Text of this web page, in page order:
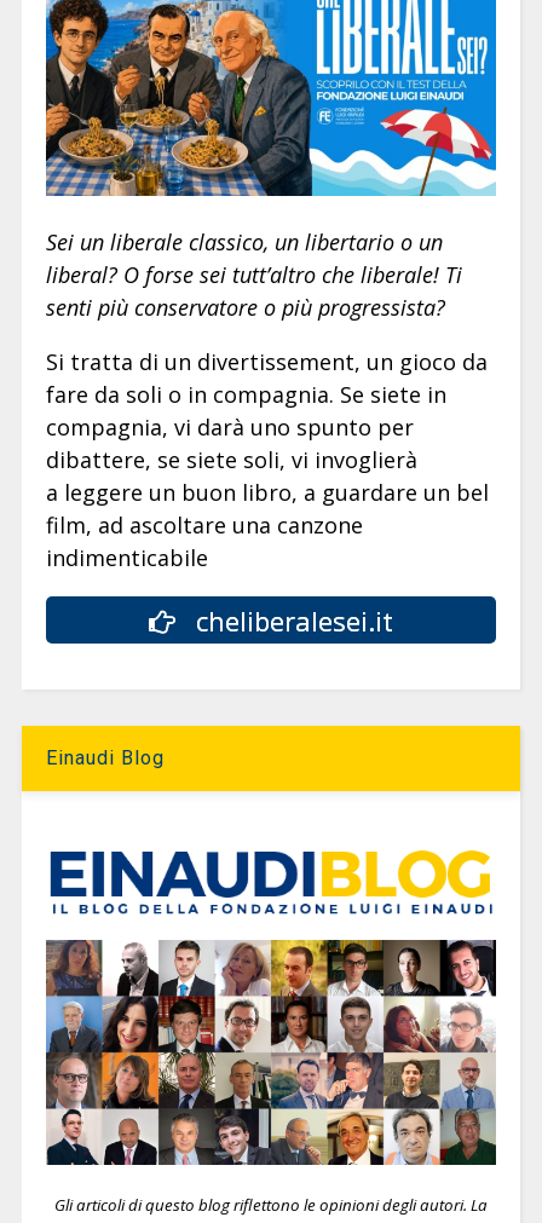
Sei un liberale classico, un libertario o un
liberal? O forse sei tutt’altro che liberale! Ti
senti più conservatore o più progressista?
Si tratta di un divertissement, un gioco da
fare da soli o in compagnia. Se siete in
compagnia, vi darà uno spunto per
dibattere, se siete soli, vi invoglierà
a leggere un buon libro, a guardare un bel
film, ad ascoltare una canzone
indimenticabile
cheliberalesei.it
Einaudi Blog
Gli articoli di questo blog riflettono le opinioni degli autori. La